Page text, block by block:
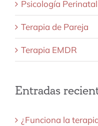
Psicología
Terapia de Pareja
Terapia EMDR
Entradas
¿Funciona la